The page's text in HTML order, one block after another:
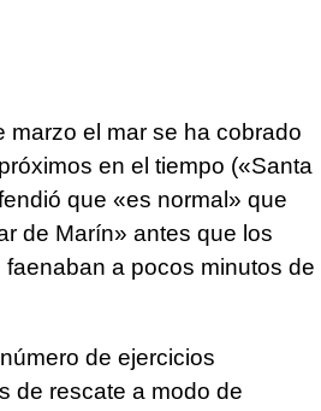
marzo el mar se ha cobrado
en el tiempo («Santa
que «es normal» que
de Marín» antes que los
a pocos minutos de
de ejercicios
de rescate a modo de